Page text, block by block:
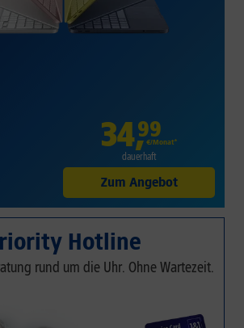
34,99
€/Monat*
dauerhaft
Zum Angebot
Hotline
rund um die Uhr. Ohne Wartezeit.